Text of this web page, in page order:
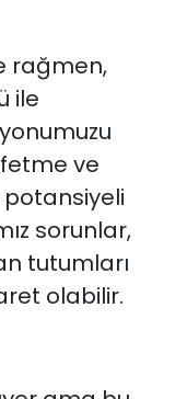
rağmen,
ile
ve
sorunlar,
tutumları
olabilir.